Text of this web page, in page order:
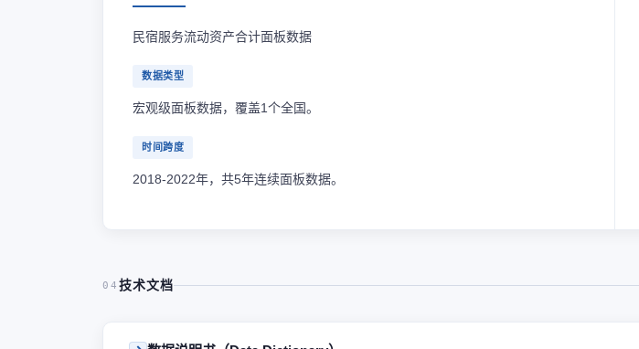
民宿服务流动资产合计面板数据
数据类型
宏观级面板数据，覆盖1个全国。
时间跨度
2018-2022年，共5年连续面板数据。
04 技术文档